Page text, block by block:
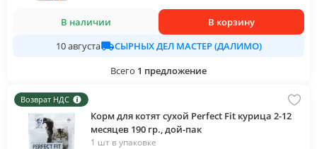
В наличии
В корзину
10 августа
СЫРНЫХ ДЕЛ МАСТЕР (ДАЛИМО)
Всего 1 предложение
Возврат НДС
Корм для котят сухой Perfect Fit курица 2-12
месяцев 190 гр., дой-пак
1 шт в упаковке